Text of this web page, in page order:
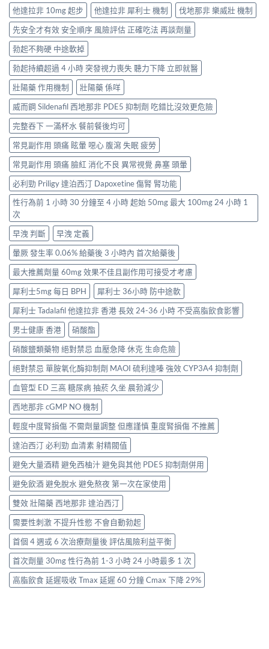
他達拉非 10mg 起步
他達拉非 犀利士 機制
伐地那非 樂威壯 機制
先安全才有效 安全順序 風險評估 正確吃法 再談劑量
勃起不夠硬 中途軟掉
勃起持續超過 4 小時 突發視力喪失 聽力下降 立即就醫
壯陽藥 作用機制
壯陽藥 係咩
威而鋼 Sildenafil 西地那非 PDE5 抑制劑 吃錯比沒效更危險
完整吞下 一滿杯水 餐前餐後均可
常見副作用 頭痛 眩暈 噁心 腹瀉 失眠 疲勞
常見副作用 頭痛 臉紅 消化不良 異常視覺 鼻塞 頭暈
必利勁 Priligy 達泊西汀 Dapoxetine 傷腎 腎功能
性行為前 1 小時 30 分鐘至 4 小時 起始 50mg 最大 100mg 24 小時 1
次
早洩 判斷
早洩 定義
暈厥 發生率 0.06% 給藥後 3 小時內 首次給藥後
最大推薦劑量 60mg 效果不佳且副作用可接受才考慮
犀利士5mg 每日 BPH
犀利士 36小時 防中途軟
犀利士 Tadalafil 他達拉非 香港 長效 24-36 小時 不受高脂飲食影響
男士健康 香港
硝酸酯
硝酸鹽類藥物 絕對禁忌 血壓急降 休克 生命危險
絕對禁忌 單胺氧化酶抑制劑 MAOI 硫利達嗪 強效 CYP3A4 抑制劑
血管型 ED 三高 糖尿病 抽菸 久坐 晨勃減少
西地那非 cGMP NO 機制
輕度中度腎損傷 不需劑量調整 但應謹慎 重度腎損傷 不推薦
達泊西汀 必利勁 血清素 射精閥值
避免大量酒精 避免西柚汁 避免與其他 PDE5 抑制劑併用
避免飲酒 避免脫水 避免熬夜 第一次在家使用
雙效 壯陽藥 西地那非 達泊西汀
需要性刺激 不提升性慾 不會自動勃起
首個 4 週或 6 次治療劑量後 評估風險利益平衡
首次劑量 30mg 性行為前 1-3 小時 24 小時最多 1 次
高脂飲食 延遲吸收 Tmax 延遲 60 分鐘 Cmax 下降 29%